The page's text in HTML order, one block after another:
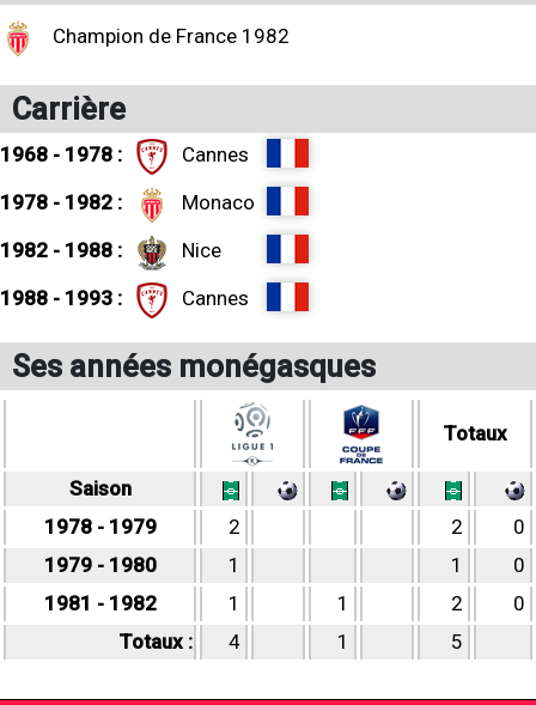
Champion de France 1982
Carrière
1968 - 1978 :
Cannes
1978 - 1982 :
Monaco
1982 - 1988 :
Nice
1988 - 1993 :
Cannes
Ses années monégasques
Totaux
Saison
1978 - 1979
2 2
0
1979 - 1980
1 1
0
1981 - 1982
1 1 2
0
Totaux :
4 1 5